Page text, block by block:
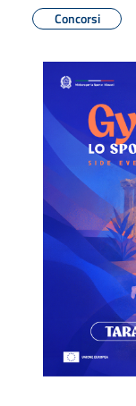
Concorsi